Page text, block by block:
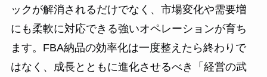
ックが解消されるだけでなく、市場変化や需要増
にも柔軟に対応できる強いオペレーションが育ち
ます。FBA納品の効率化は一度整えたら終わりで
はなく、成長とともに進化させるべき「経営の武